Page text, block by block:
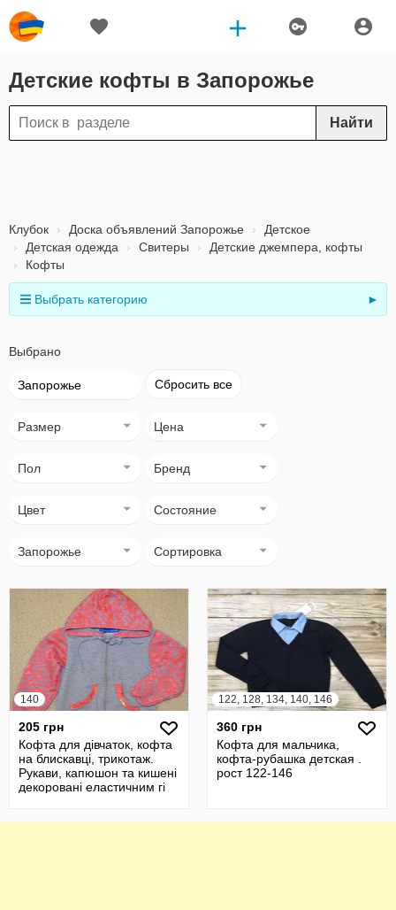
Детские кофты в Запорожье
Найти
Клубок Доска объявлений Запорожье
Детское
Детская одежда
Свитеры
Детские джемпера, кофты
Кофты
Выбрать категорию ►
Выбрано
Запорожье Сбросить все
Размер Цена
Пол Бренд
Цвет Состояние
Запорожье Сортировка
140
205 грн
Кофта для дівчаток, кофта
на блискавці, трикотаж.
Рукави, капюшон та кишені
декоровані еластичним гі
122, 128, 134, 140, 146
360 грн
Кофта для мальчика,
кофта-рубашка детская .
рост 122-146